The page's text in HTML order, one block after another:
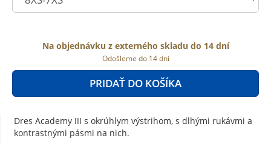
Na objednávku z externého skladu do 14 dní
Odošleme do 14 dní
PRIDAŤ DO KOŠÍKA
Dres Academy III s okrúhlym výstrihom, s dlhými rukávmi a
kontrastnými pásmi na nich.